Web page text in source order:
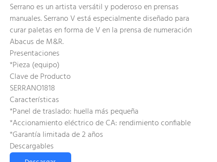
Serrano es un artista versátil y poderoso en prensas
manuales. Serrano V está especialmente diseñado para
curar paletas en forma de V en la prensa de numeración
Abacus de M&R.
Presentaciones
*Pieza (equipo)
Clave de Producto
SERRANO1818
Características
*Panel de traslado: huella más pequeña
*Accionamiento eléctrico de CA: rendimiento confiable
*Garantía limitada de 2 años
Descargables